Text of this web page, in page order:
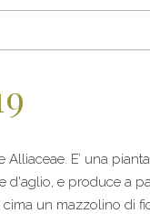
E’ una
d'aglio, e produce a
un mazzolino di